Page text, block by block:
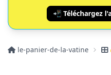
📲 Téléchargez
le-panier-de-la-vatine